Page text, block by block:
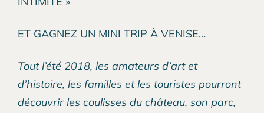
ET GAGNEZ UN MINI TRIP À VENISE…
Tout l’été 2018, les amateurs d’art et
d’histoire, les familles et les touristes pourront
découvrir les coulisses du château, son parc,